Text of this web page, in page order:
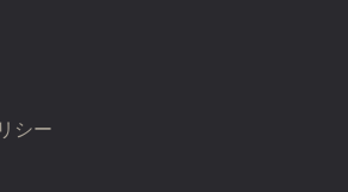
シー